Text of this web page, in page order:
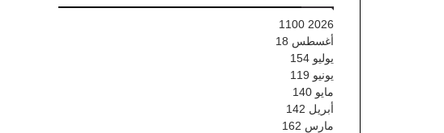
2026
1100
أغسطس 18
يوليو 154
يونيو 119
مايو 140
أبريل 142
مارس 162